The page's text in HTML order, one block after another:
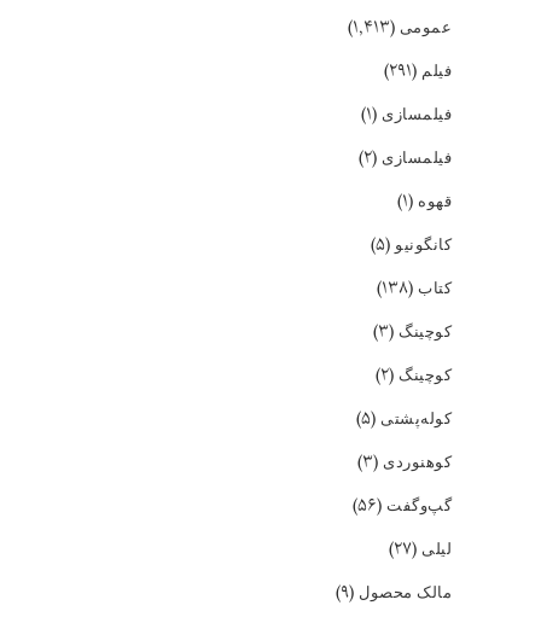
عمومی (۱,۴۱۳)
فیلم (۲۹۱)
فیلمسازی (۱)
فیلمسازی (۲)
قهوه (۱)
کانگونیو(۵)
کتاب (۱۳۸)
کوچینگ (۳)
کوچینگ (۲)
کوله‌پشتی (۵)
کوهنوردی (۳)
گپ‌و‌گفت (۵۶)
لیلی (۲۷)
مالک محصول (۹)